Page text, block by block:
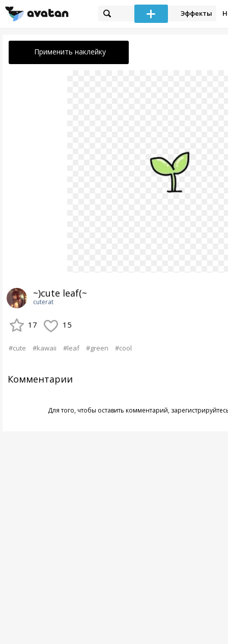
Эффекты
Применить наклейку
~)cute leaf(~
cuterat
17 15
#cute #kawaii #leaf #green #cool
Комментарии
Для того, чтобы оставить комментарий,